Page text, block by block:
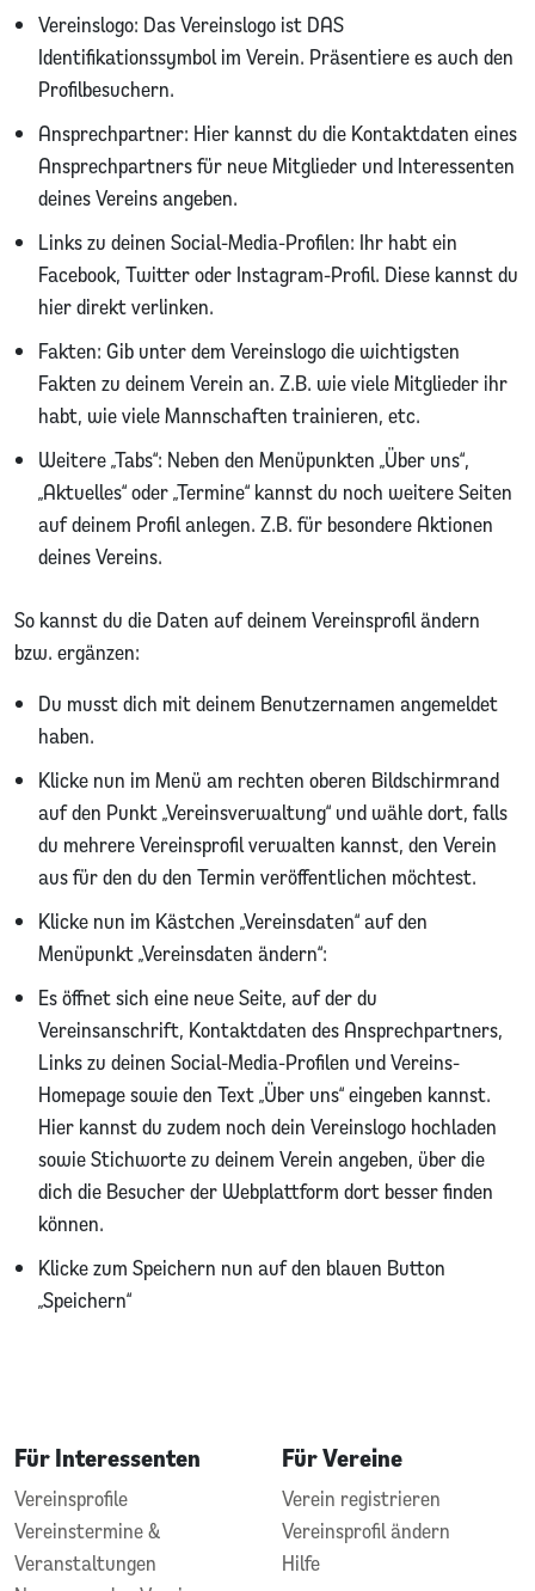
Vereinslogo: Das Vereinslogo ist DAS
Identifikationssymbol im Verein. Präsentiere es auch den
Profilbesuchern.
Ansprechpartner: Hier kannst du die Kontaktdaten eines
Ansprechpartners für neue Mitglieder und Interessenten
deines Vereins angeben.
Links zu deinen Social-Media-Profilen: Ihr habt ein
Facebook, Twitter oder Instagram-Profil. Diese kannst du
hier direkt verlinken.
Fakten: Gib unter dem Vereinslogo die wichtigsten
Fakten zu deinem Verein an. Z.B. wie viele Mitglieder ihr
habt, wie viele Mannschaften trainieren, etc.
Weitere „Tabs“: Neben den Menüpunkten „Über uns“,
„Aktuelles“ oder „Termine“ kannst du noch weitere Seiten
auf deinem Profil anlegen. Z.B. für besondere Aktionen
deines Vereins.
So kannst du die Daten auf deinem Vereinsprofil ändern
bzw. ergänzen:
Du musst dich mit deinem Benutzernamen angemeldet
haben.
Klicke nun im Menü am rechten oberen Bildschirmrand
auf den Punkt „Vereinsverwaltung“ und wähle dort, falls
du mehrere Vereinsprofil verwalten kannst, den Verein
aus für den du den Termin veröffentlichen möchtest.
Klicke nun im Kästchen „Vereinsdaten“ auf den
Menüpunkt „Vereinsdaten ändern“:
Es öffnet sich eine neue Seite, auf der du
Vereinsanschrift, Kontaktdaten des Ansprechpartners,
Links zu deinen Social-Media-Profilen und Vereins-
Homepage sowie den Text „Über uns“ eingeben kannst.
Hier kannst du zudem noch dein Vereinslogo hochladen
sowie Stichworte zu deinem Verein angeben, über die
dich die Besucher der Webplattform dort besser finden
können.
Klicke zum Speichern nun auf den blauen Button
„Speichern“
Für Interessenten
Vereinsprofile
Vereinstermine &
Veranstaltungen
Für Vereine
Verein registrieren
Vereinsprofil ändern
Hilfe